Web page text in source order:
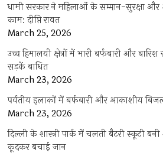
धामी सरकार ने महिलाओं के सम्मान-सुरक्षा और
काम: दीप्ति रावत
March 25, 2026
उच्च हिमालयी क्षेत्रों में भारी बर्फबारी और
सड़कें बाधित
March 23, 2026
पर्वतीय इलाकों में बर्फबारी और आकाशीय
March 23, 2026
दिल्ली के शास्त्री पार्क में चलती बैटरी स्कूटी
कूदकर बचाई जान